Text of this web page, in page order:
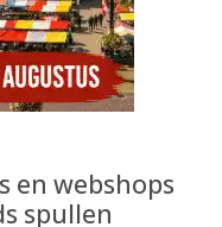
en webshops
spullen